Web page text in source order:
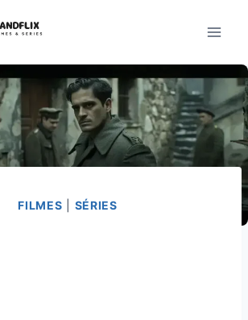
FILMES SÉRIES